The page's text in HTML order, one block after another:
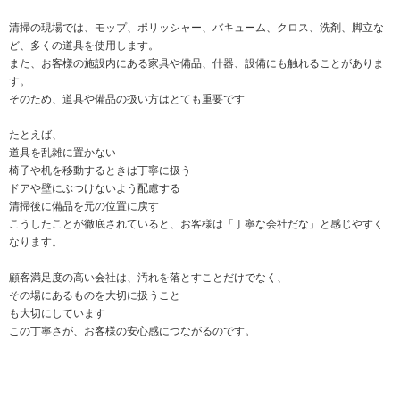
清掃の現場では、モップ、ポリッシャー、バキューム、クロス、洗剤、脚立な
ど、多くの道具を使用します。
また、お客様の施設内にある家具や備品、什器、設備にも触れることがありま
す。
そのため、道具や備品の扱い方はとても重要です
たとえば、
道具を乱雑に置かない
椅子や机を移動するときは丁寧に扱う
ドアや壁にぶつけないよう配慮する
清掃後に備品を元の位置に戻す
こうしたことが徹底されていると、お客様は「丁寧な会社だな」と感じやすく
なります。
顧客満足度の高い会社は、汚れを落とすことだけでなく、
その場にあるものを大切に扱うこと
も大切にしています
この丁寧さが、お客様の安心感につながるのです。